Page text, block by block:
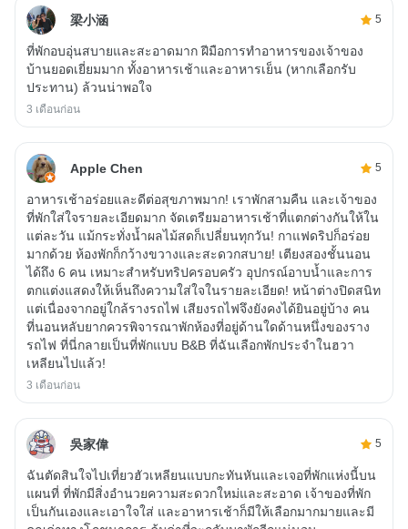
梁小涵 5
ที่พักอบอุ่นสบายและสะอาดมาก ฝีมือการทำอาหารของเจ้าของ
บ้านยอดเยี่ยมมาก ทั้งอาหารเช้าและอาหารเย็น (หากเลือกรับ
ประทาน) ล้วนน่าพอใจ
3 เดือนก่อน
Apple Chen 5
อาหารเช้าอร่อยและดีต่อสุขภาพมาก! เราพักสามคืน และเจ้าของ
ที่พักใส่ใจรายละเอียดมาก จัดเตรียมอาหารเช้าที่แตกต่างกันให้ใน
แต่ละวัน แม้กระทั่งน้ำผลไม้สดก็เปลี่ยนทุกวัน! กาแฟดริปก็อร่อย
มากด้วย ห้องพักก็กว้างขวางและสะดวกสบาย! เตียงสองชั้นนอน
ได้ถึง 6 คน เหมาะสำหรับทริปครอบครัว อุปกรณ์อาบน้ำและการ
ตกแต่งแสดงให้เห็นถึงความใส่ใจในรายละเอียด! หน้าต่างปิดสนิท
แต่เนื่องจากอยู่ใกล้รางรถไฟ เสียงรถไฟจึงยังคงได้ยินอยู่บ้าง คน
ที่นอนหลับยากควรพิจารณาพักห้องที่อยู่ด้านใดด้านหนึ่งของราง
รถไฟ ที่นี่กลายเป็นที่พักแบบ B&B ที่ฉันเลือกพักประจำในฮวา
เหลียนไปแล้ว!
3 เดือนก่อน
吳家偉 5
ฉันตัดสินใจไปเที่ยวฮัวเหลียนแบบกะทันหันและเจอที่พักแห่งนี้บน
แผนที่ ที่พักมีสิ่งอำนวยความสะดวกใหม่และสะอาด เจ้าของที่พัก
เป็นกันเองและเอาใจใส่ และอาหารเช้าก็มีให้เลือกมากมายและมี